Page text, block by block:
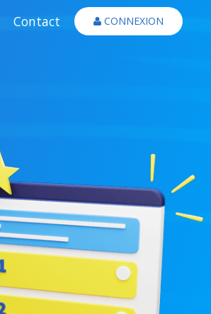
Contact CONNEXION